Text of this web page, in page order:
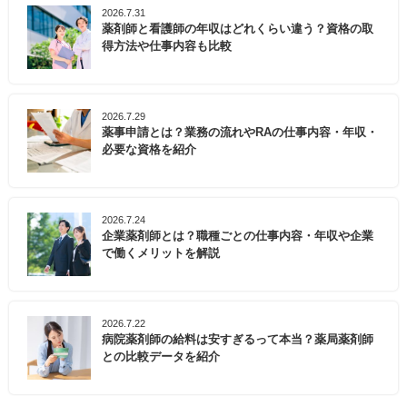
2026.7.31
薬剤師と看護師の年収はどれくらい違う？資格の取
得方法や仕事内容も比較
2026.7.29
薬事申請とは？業務の流れやRAの仕事内容・年収・
必要な資格を紹介
2026.7.24
企業薬剤師とは？職種ごとの仕事内容・年収や企業
で働くメリットを解説
2026.7.22
病院薬剤師の給料は安すぎるって本当？薬局薬剤師
との比較データを紹介